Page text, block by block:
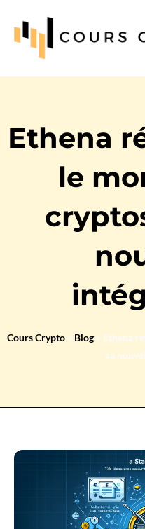
Ethena
le
Cours Crypto » Blog » Ethena
sa